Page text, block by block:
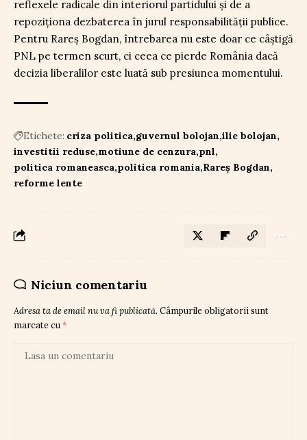
reflexele radicale din interiorul partidului și de a
repoziționa dezbaterea în jurul responsabilității publice.
Pentru Rareș Bogdan, întrebarea nu este doar ce câștigă
PNL pe termen scurt, ci ceea ce pierde România dacă
decizia liberalilor este luată sub presiunea momentului.
Etichete: criza politica guvernul bolojan ilie bolojan
investitii reduse motiune de cenzura pnl
politica romaneasca politica romania Rareș Bogdan
reforme lente
Niciun comentariu
Adresa ta de email nu va fi publicată. Câmpurile obligatorii sunt
marcate cu *